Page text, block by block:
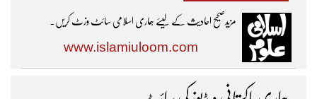
مزیدصحیح احادیث کے لیئے ہماری اسلامی سائٹ وزٹ کریں۔
www.islamiuloom.com